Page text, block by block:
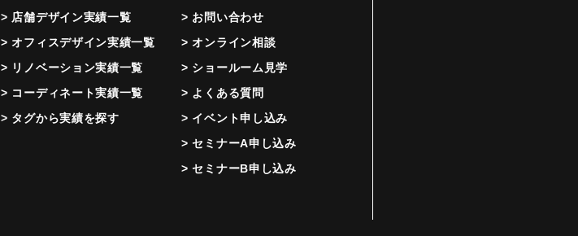
> 店舗デザイン実績一覧
> オフィスデザイン実績一覧
> リノベーション実績一覧
> コーディネート実績一覧
> タグから実績を探す
> お問い合わせ
> オンライン相談
> ショールーム見学
> よくある質問
> イベント申し込み
> セミナーA申し込み
> セミナーB申し込み